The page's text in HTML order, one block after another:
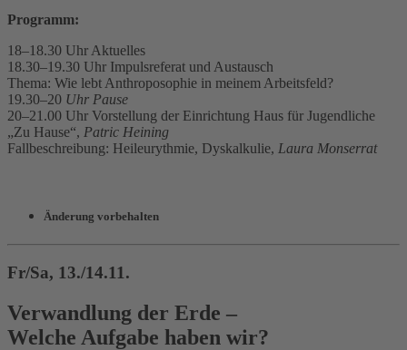
Programm:
18–18.30 Uhr Aktuelles
18.30–19.30 Uhr Impulsreferat und Austausch
Thema: Wie lebt Anthroposophie in meinem Arbeitsfeld?
19.30–20 Uhr Pause
20–21.00 Uhr Vorstellung der Einrichtung Haus für Jugendliche
„Zu Hause“, Patric Heining
Fallbeschreibung: Heileurythmie, Dyskalkulie, Laura Monserrat
Änderung vorbehalten
Fr/Sa, 13./14.11.
Verwandlung der Erde –
Welche Aufgabe haben wir?